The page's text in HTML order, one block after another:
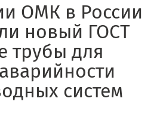
ОМК в России
новый ГОСТ
трубы для
систем